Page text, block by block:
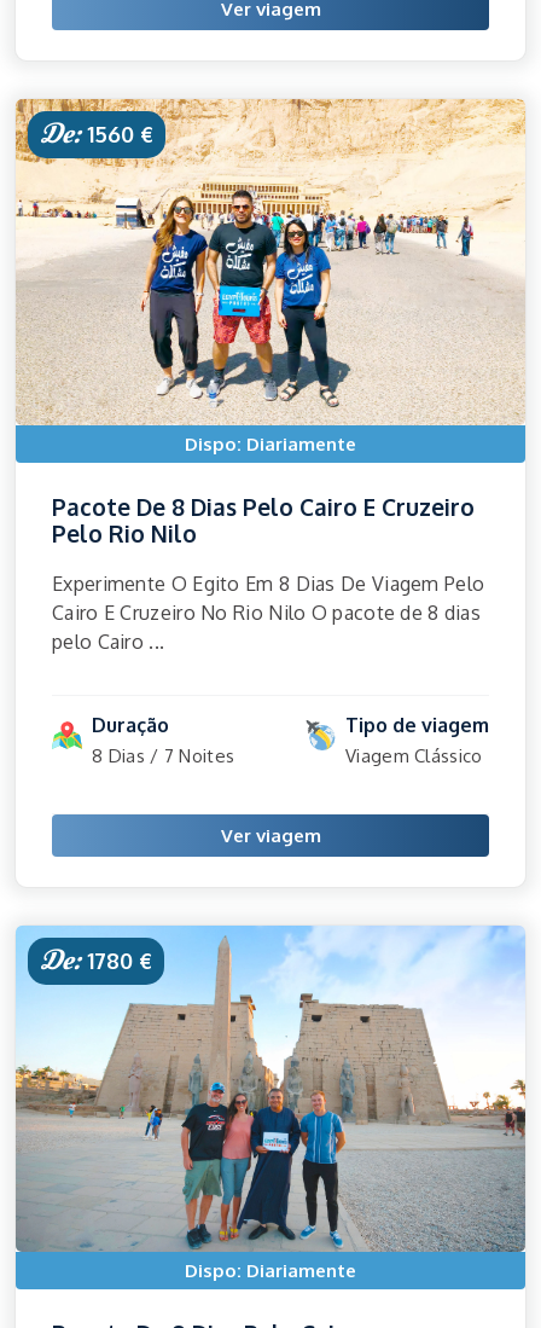
Ver viagem
De:1560 €
Dispo: Diariamente
Pacote De 8 Dias Pelo Cairo E Cruzeiro
Pelo Rio Nilo
Experimente O Egito Em 8 Dias De Viagem Pelo
Cairo E Cruzeiro No Rio Nilo O pacote de 8 dias
pelo Cairo ...
Duração
8 Dias / 7 Noites
Tipo de viagem
Viagem Clássico
Ver viagem
De:1780 €
Dispo: Diariamente